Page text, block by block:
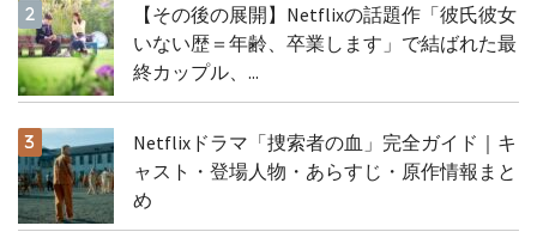
【その後の展開】Netflixの話題作「彼氏彼女
いない歴＝年齢、卒業します」で結ばれた最
終カップル、...
Netflixドラマ「捜索者の血」完全ガイド｜キ
ャスト・登場人物・あらすじ・原作情報まと
め